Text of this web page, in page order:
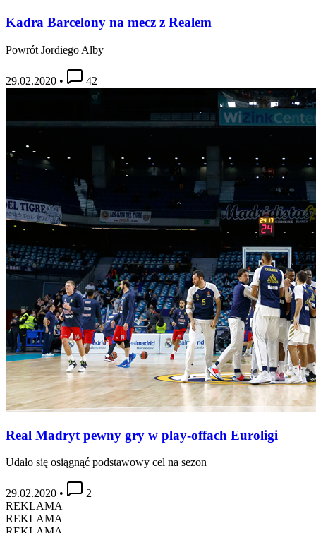
Kadra Barcelony na mecz z Realem
Powrót Jordiego Alby
29.02.2020 • 42
Real Madryt pewny gry w play-offach Euroligi
Udało się osiągnąć podstawowy cel na sezon
29.02.2020 •
2
REKLAMA
REKLAMA